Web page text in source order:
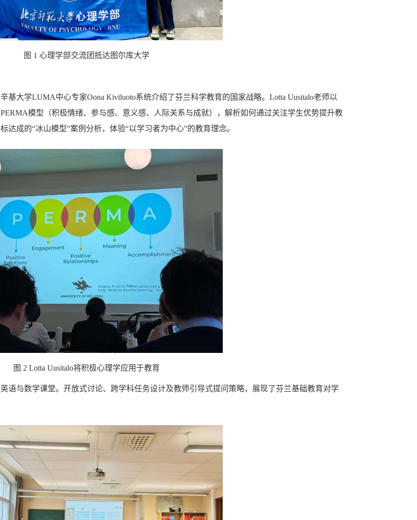
图 1 心理学部交流团抵达图尔库大学
基大学LUMA中心专家Oona Kiviluoto系统介绍了芬兰科学教育的国家战略。Lotta Uusitalo老师以
模型（积极情绪、参与感、意义感、人际关系与成就），解析如何通过关注学生优势提升教
成的“冰山模型”案例分析，体验“以学习者为中心”的教育理念。
图 2 Lotta Uusitalo将积极心理学应用于教育
语与数学课堂。开放式讨论、跨学科任务设计及教师引导式提问策略，展现了芬兰基础教育对学